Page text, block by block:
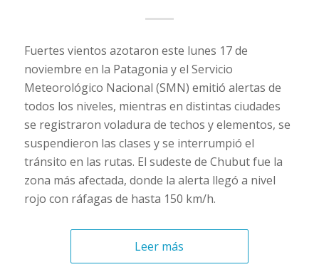
Fuertes vientos azotaron este lunes 17 de
noviembre en la Patagonia y el Servicio
Meteorológico Nacional (SMN) emitió alertas de
todos los niveles, mientras en distintas ciudades
se registraron voladura de techos y elementos, se
suspendieron las clases y se interrumpió el
tránsito en las rutas. El sudeste de Chubut fue la
zona más afectada, donde la alerta llegó a nivel
rojo con ráfagas de hasta 150 km/h.
Leer más